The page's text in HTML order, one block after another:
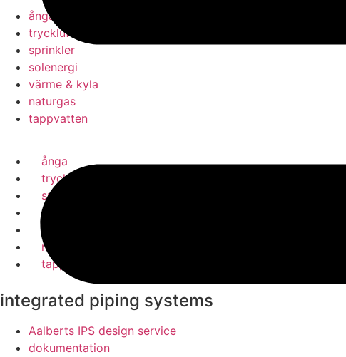
ånga
tryckluft
sprinkler
solenergi
värme & kyla
naturgas
tappvatten
ånga
tryckluft
sprinkler
solenergi
naturgas
tappvatten
integrated piping systems
Aalberts IPS design service
dokumentation